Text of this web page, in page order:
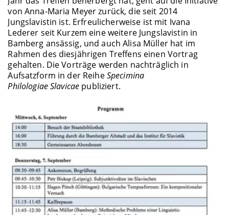
von Anna-Maria Meyer zurück, die seit 2014
Jungslavistin ist. Erfreulicherweise ist mit Ivana
Lederer seit Kurzem eine weitere Jungslavistin in
Bamberg ansässig, und auch Alisa Müller hat im
Rahmen des diesjährigen Treffens einen Vortrag
gehalten. Die Vorträge werden nachträglich in
Aufsatzform in der ReiheSpecimina
Philologiae Slavicae publiziert.